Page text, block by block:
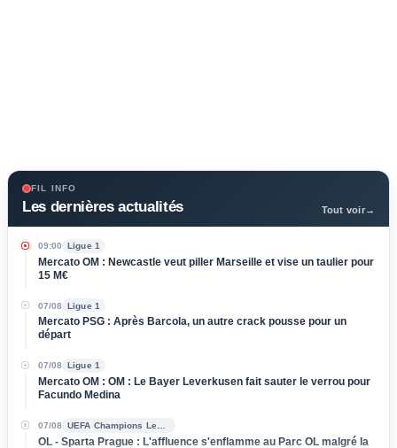
FIL INFO
Les dernières actualités Tout voir→
09:00 Ligue 1
Mercato OM : Newcastle veut piller Marseille et vise un taulier pour
15 M€
07/08 Ligue 1
Mercato PSG : Après Barcola, un autre crack pousse pour un
départ
07/08 Ligue 1
Mercato OM : OM : Le Bayer Leverkusen fait sauter le verrou pour
Facundo Medina
07/08
OL - Sparta Prague : L'affluence s'enflamme au Parc OL malgré la